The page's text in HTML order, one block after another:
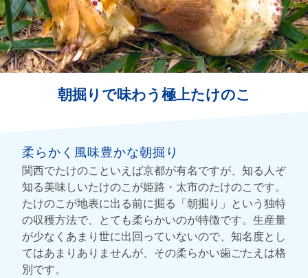
朝掘りで味わう極上たけのこ
柔らかく風味豊かな朝掘り
関西でたけのこといえば京都が有名ですが、知る人ぞ
知る美味しいたけのこが姫路・太市のたけのこです。
たけのこが地表に出る前に掘る「朝掘り」という独特
の収穫方法で、とても柔らかいのが特徴です。生産量
が少なくあまり世に出回っていないので、知名度とし
てはあまりありませんが、その柔らかい歯ごたえは格
別です。